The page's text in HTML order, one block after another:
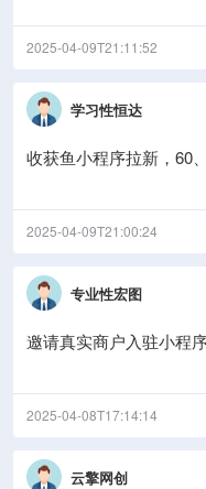
2025-04-09T21:11:52
学习性恒达
收获鱼小程序拉新，60
2025-04-09T21:00:24
专业性宏图
邀请真实商户入驻小程
2025-04-08T17:14:14
云擎网创